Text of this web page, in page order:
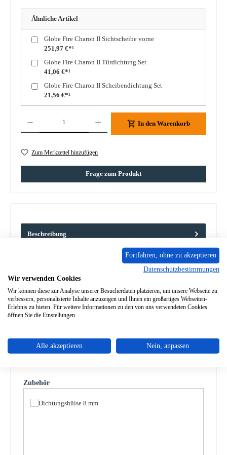
Ähnliche Artikel
Globe Fire Charon II Sichtscheibe vorne
251,97 €*¹
Globe Fire Charon II Türdichtung Set
41,06 €*¹
Globe Fire Charon II Scheibendichtung Set
21,56 €*¹
In den Warenkorb
Zum Merkzettel hinzufügen
Frage zum Produkt
Beschreibung
Türdichtung links für den Kaminofen Globe Fire Charon II
Dieser Kaminofen hat mehrere Türen. Erfahrungsgemäß passt
Eigenschaften
Angaben zur Produktsicherheit
Produktgalerie überspringen
Zubehör
Fortfahren, ohne zu akzeptieren
Datenschutzbestimmungen
Wir verwenden Cookies
Wir können diese zur Analyse unserer Besucherdaten platzieren, um unsere Webseite zu
verbessern, personalisierte Inhalte anzuzeigen und Ihnen ein großartiges Webseiten-
Erlebnis zu bieten. Für weitere Informationen zu den von uns verwendeten Cookies
öffnen Sie die Einstellungen.
Alle akzeptieren Nein, anpassen